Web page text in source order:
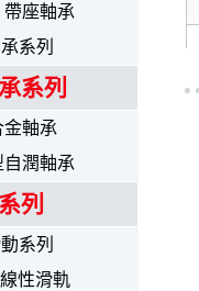
座軸承
系列
系列
金軸承
潤軸承
列
系列
性滑軌